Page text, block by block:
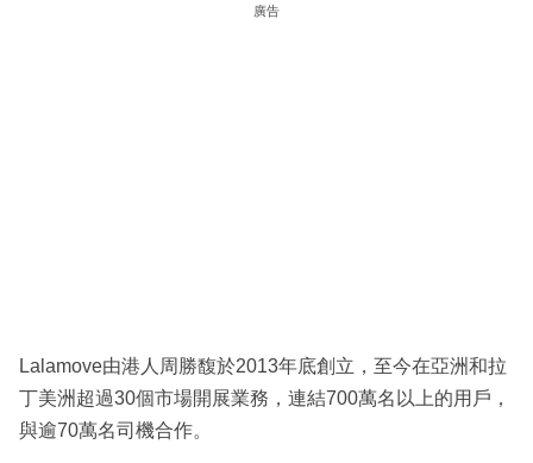
廣告
Lalamove由港人周勝馥於2013年底創立，至今在亞洲和拉
丁美洲超過30個市場開展業務，連結700萬名以上的用戶，
與逾70萬名司機合作。